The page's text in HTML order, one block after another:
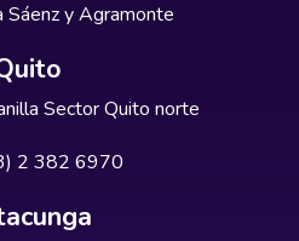
Sáenz y Agramonte
Sector Quito norte
2 382 6970